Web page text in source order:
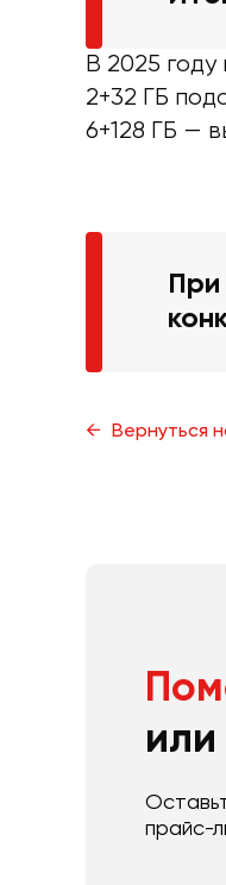
В 2025
2+32 ГБ
6+128 ГБ —
Вернуться
прайс-